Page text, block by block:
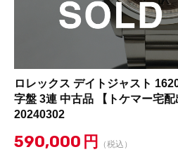
ロレックス デイトジャスト
字盤 3連 中古品 【トケマー宅配
20240302
590,000 円 （税込）